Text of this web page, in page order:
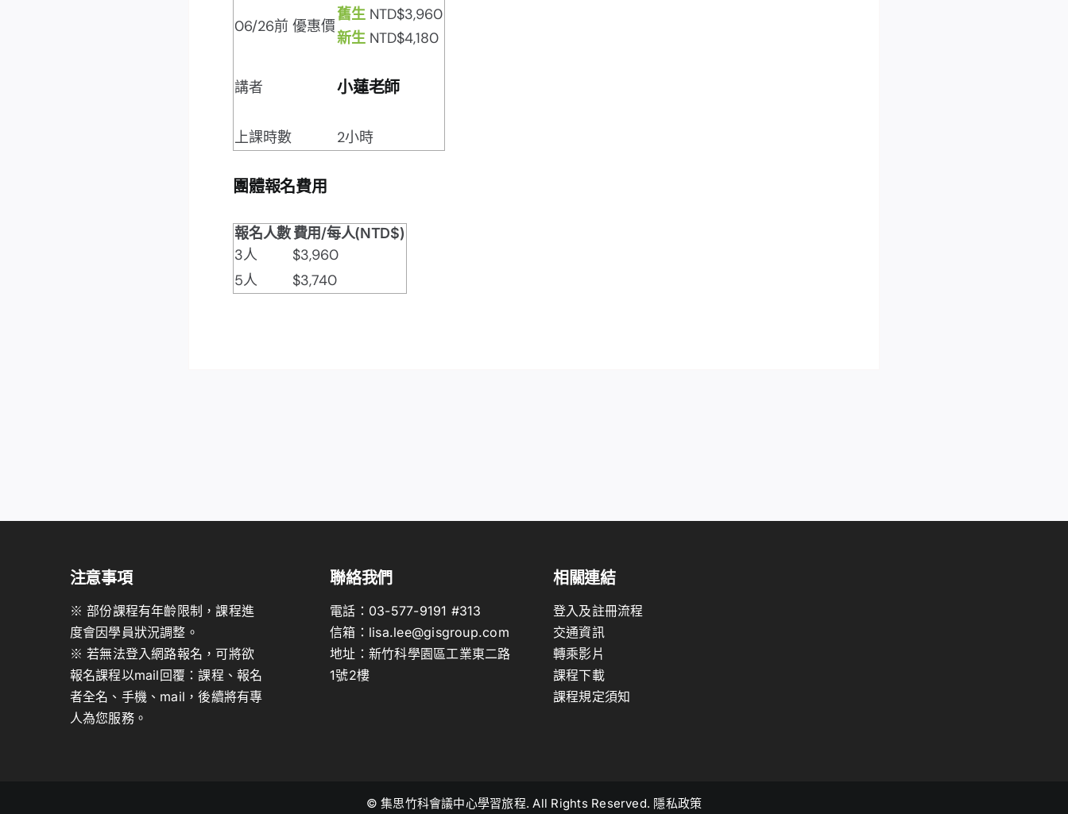
06/26前 優惠價
舊生 NTD$3,960
新生 NTD$4,180
講者 小蓮老師
上課時數 2小時
團體報名費用
報名人數費用/每人(NTD$)
3人
$3,960
5人
$3,740
注意事項
※ 部份課程有年齡限制，課程進
度會因學員狀況調整。
※ 若無法登入網路報名，可將欲
報名課程以mail回覆：課程、報名
者全名、手機、mail，後續將有專
人為您服務。
聯絡我們
電話： 03-577-9191 #313
信箱： lisa.lee@gisgroup.com
地址： 新竹科學園區工業東二路
1號2樓
相關連結
登入及註冊流程
交通資訊
轉乘影片
課程下載
課程規定須知
© 集思竹科會議中心學習旅程. All Rights Reserved. 隱私政策